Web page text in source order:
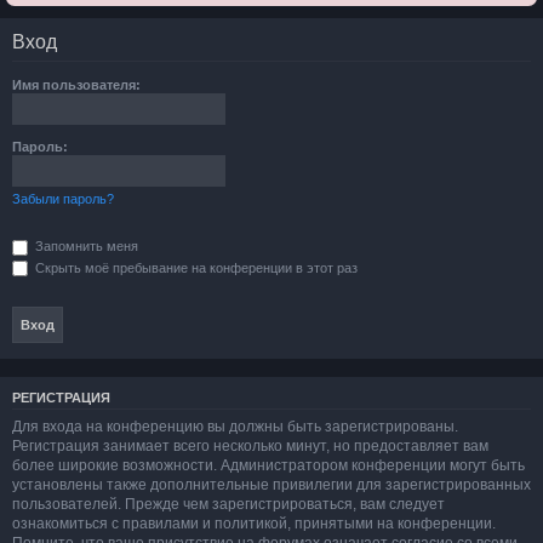
Вход
Имя пользователя:
Пароль:
Забыли пароль?
Запомнить меня
Скрыть моё пребывание на конференции в этот раз
РЕГИСТРАЦИЯ
Для входа на конференцию вы должны быть зарегистрированы.
Регистрация занимает всего несколько минут, но предоставляет вам
более широкие возможности. Администратором конференции могут быть
установлены также дополнительные привилегии для зарегистрированных
пользователей. Прежде чем зарегистрироваться, вам следует
ознакомиться с правилами и политикой, принятыми на конференции.